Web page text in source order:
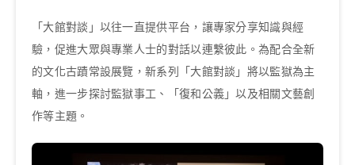
「大館對談」以往一直提供平台，讓專家分享知識與經
驗，促進大眾與專業人士的對話以連繫彼此。為配合全新
的文化古蹟常設展覽，新系列「大館對談」將以監獄為主
軸，進一步探討監獄事工、「復和公義」以及相關文藝創
作等主題。